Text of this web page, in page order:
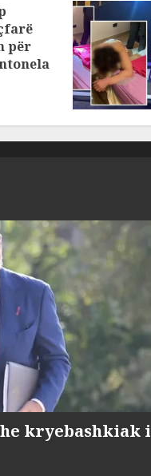
për
kryebashkiak i